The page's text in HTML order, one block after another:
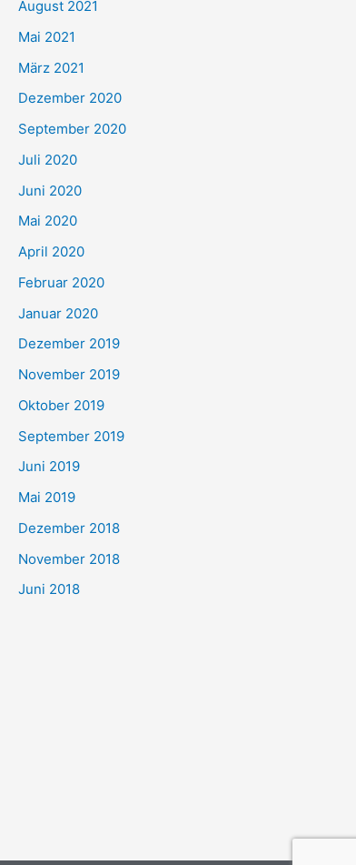
August 2021
Mai 2021
März 2021
Dezember 2020
September 2020
Juli 2020
Juni 2020
Mai 2020
April 2020
Februar 2020
Januar 2020
Dezember 2019
November 2019
Oktober 2019
September 2019
Juni 2019
Mai 2019
Dezember 2018
November 2018
Juni 2018